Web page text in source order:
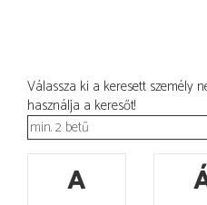
Válassza ki a keresett személy
használja a keresőt!
A